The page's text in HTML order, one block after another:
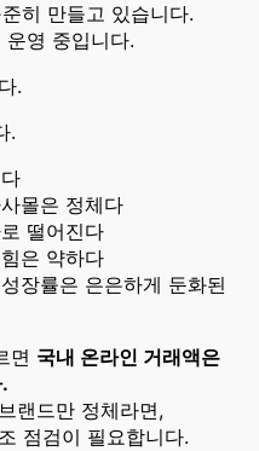
히 만들고 있습니다.
영 중입니다.
.
.
몰은 정체다
떨어진다
은 약하다
장률은 은은하게 둔화된
면 국내 온라인 거래액은
랜드만 정체라면,
점검이 필요합니다.